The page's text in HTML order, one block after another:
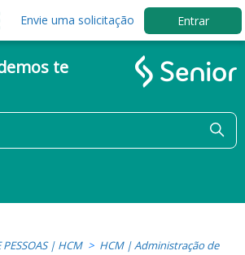
Envie uma solicitação Entrar
te
PESSOAS | HCM
HCM | Administração de